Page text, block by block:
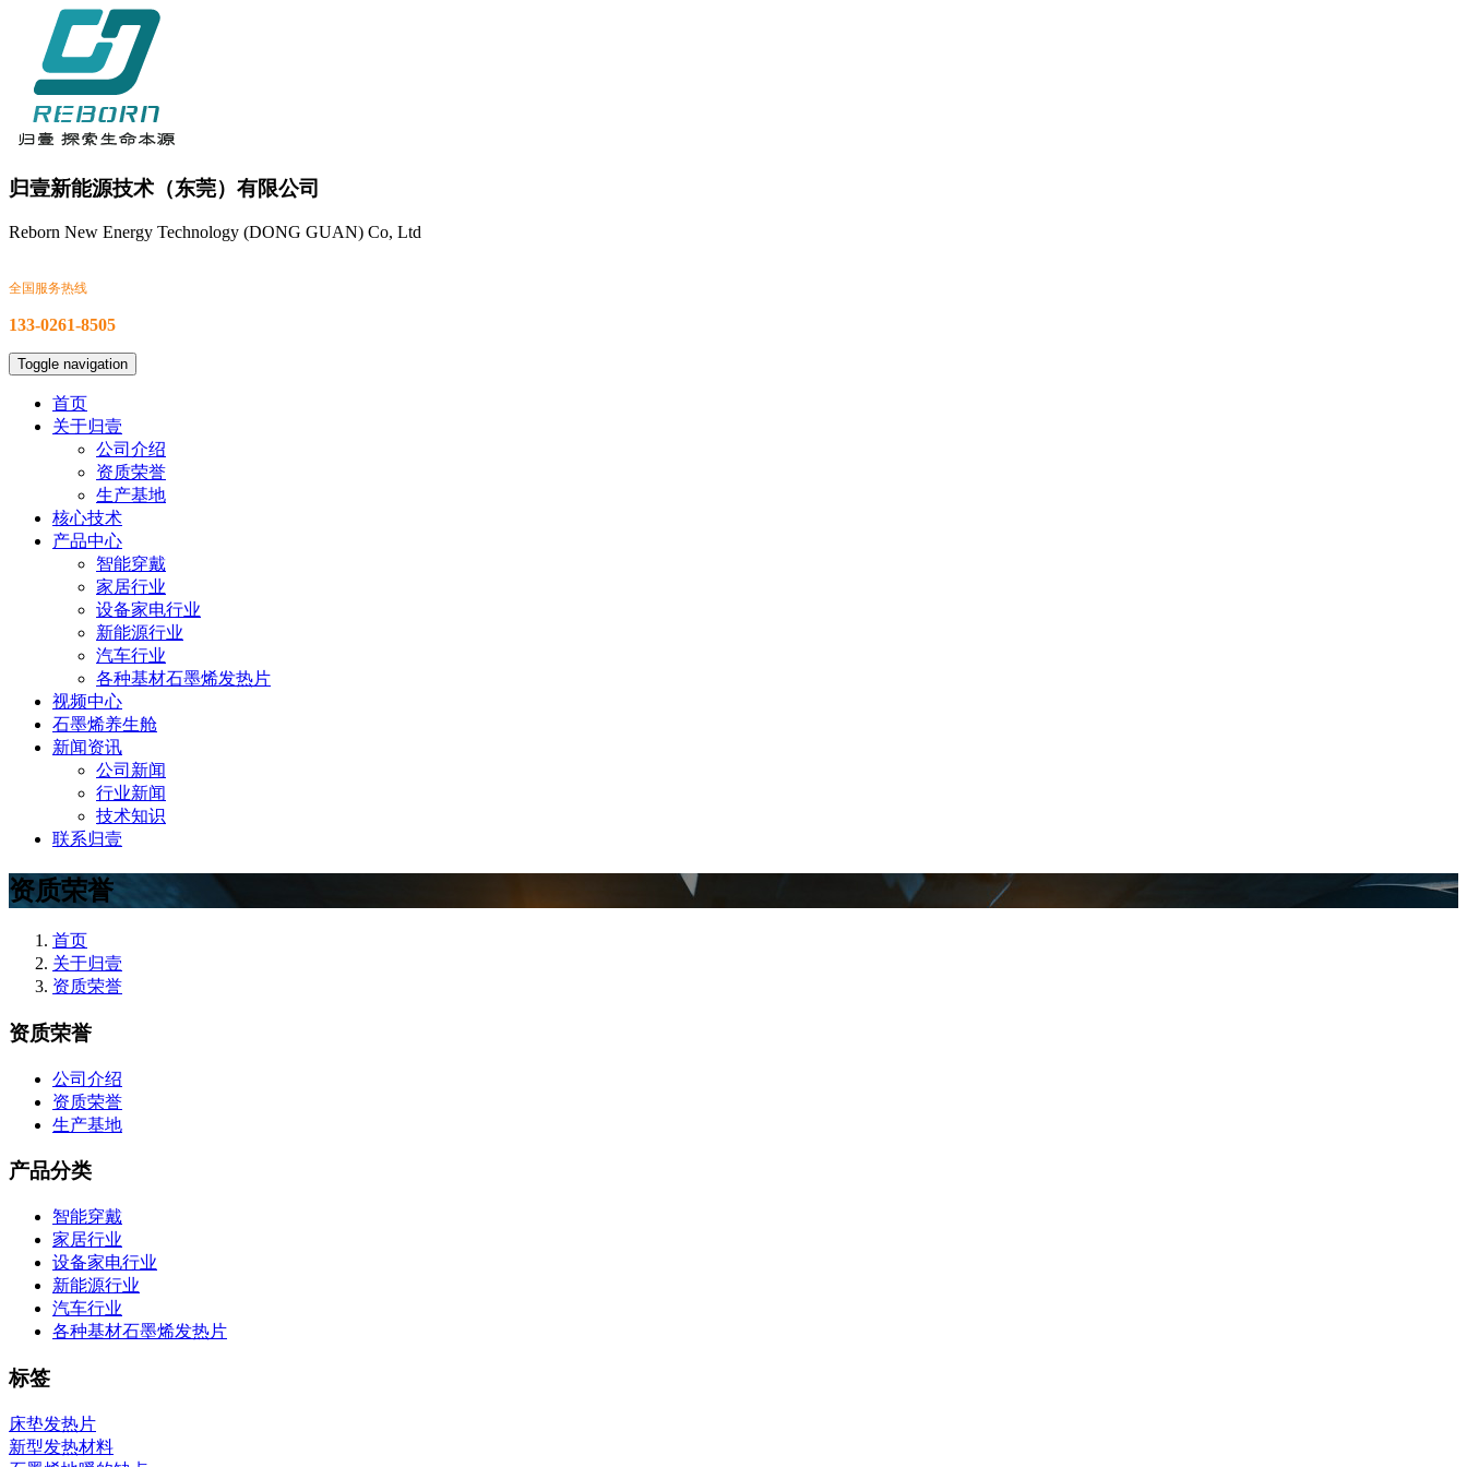
归壹新能源技术（东莞）有限公司
Reborn New Energy Technology (DONG GUAN) Co, Ltd
全国服务热线
133-0261-8505
Toggle navigation
首页
关于归壹
公司介绍
资质荣誉
生产基地
核心技术
产品中心
智能穿戴
家居行业
设备家电行业
新能源行业
汽车行业
各种基材石墨烯发热片
视频中心
石墨烯养生舱
新闻资讯
公司新闻
行业新闻
技术知识
联系归壹
资质荣誉
首页
关于归壹
资质荣誉
资质荣誉
公司介绍
资质荣誉
生产基地
产品分类
智能穿戴
家居行业
设备家电行业
新能源行业
汽车行业
各种基材石墨烯发热片
标签
床垫发热片
新型发热材料